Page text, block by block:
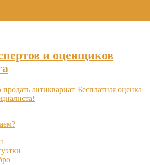
и оценщиков
антиквариат. Бесплатная оценка